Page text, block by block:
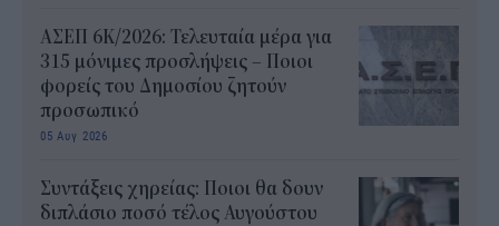
ΑΣΕΠ 6Κ/2026: Τελευταία μέρα για
315 μόνιμες προσλήψεις – Ποιοι
φορείς του Δημοσίου ζητούν
προσωπικό
05 Αυγ 2026
Συντάξεις χηρείας: Ποιοι θα δουν
διπλάσιο ποσό τέλος Αυγούστου